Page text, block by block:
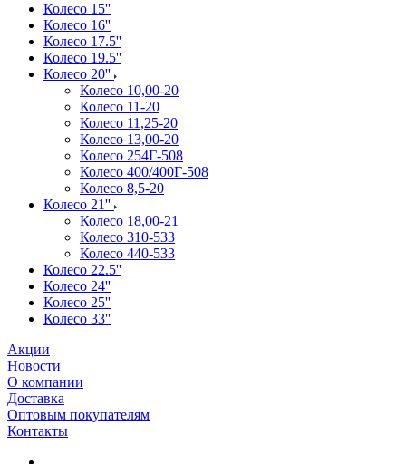
Колесо 15''
Колесо 16''
Колесо 17.5''
Колесо 19.5''
Колесо 20''
Колесо 10,00-20
Колесо 11-20
Колесо 11,25-20
Колесо 13,00-20
Колесо 254Г-508
Колесо 400/400Г-508
Колесо 8,5-20
Колесо 21''
Колесо 18,00-21
Колесо 310-533
Колесо 440-533
Колесо 22.5''
Колесо 24''
Колесо 25''
Колесо 33''
Акции
Новости
О компании
Доставка
Оптовым покупателям
Контакты